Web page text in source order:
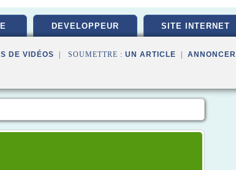
DEVELOPPEUR SITE INTERNET
DE VIDÉOS | SOUMETTRE : UN ARTICLE ANNONCER